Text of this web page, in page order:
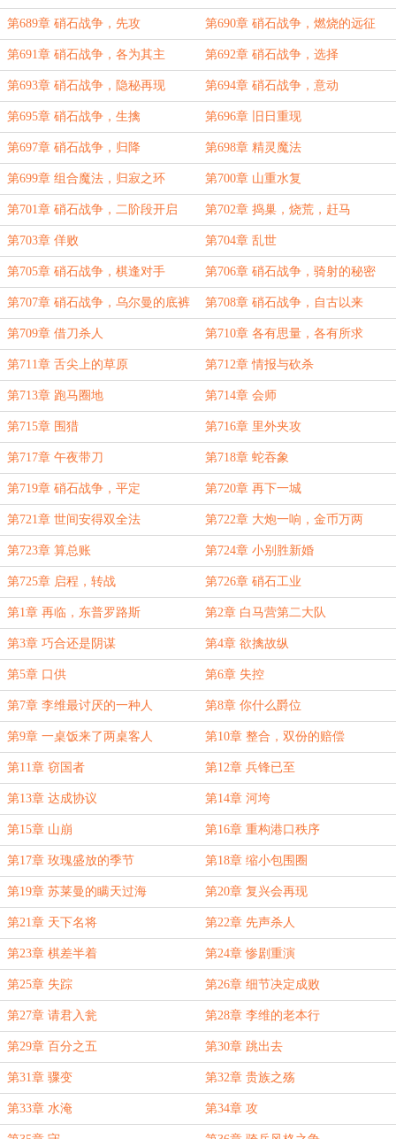
第689章 硝石战争，先攻 第690章 硝石战争，燃烧的远征
第691章 硝石战争，各为其主 第692章 硝石战争，选择
第693章 硝石战争，隐秘再现 第694章 硝石战争，意动
第695章 硝石战争，生擒 第696章 旧日重现
第697章 硝石战争，归降 第698章 精灵魔法
第699章 组合魔法，归寂之环 第700章 山重水复
第701章 硝石战争，二阶段开启 第702章 捣巢，烧荒，赶马
第703章 佯败 第704章 乱世
第705章 硝石战争，棋逢对手 第706章 硝石战争，骑射的秘密
第707章 硝石战争，乌尔曼的底裤 第708章 硝石战争，自古以来
第709章 借刀杀人 第710章 各有思量，各有所求
第711章 舌尖上的草原 第712章 情报与砍杀
第713章 跑马圈地 第714章 会师
第715章 围猎 第716章 里外夹攻
第717章 午夜带刀 第718章 蛇吞象
第719章 硝石战争，平定 第720章 再下一城
第721章 世间安得双全法 第722章 大炮一响，金币万两
第723章 算总账 第724章 小别胜新婚
第725章 启程，转战 第726章 硝石工业
第1章 再临，东普罗路斯 第2章 白马营第二大队
第3章 巧合还是阴谋 第4章 欲擒故纵
第5章 口供 第6章 失控
第7章 李维最讨厌的一种人 第8章 你什么爵位
第9章 一桌饭来了两桌客人 第10章 整合，双份的赔偿
第11章 窃国者 第12章 兵锋已至
第13章 达成协议 第14章 河垮
第15章 山崩 第16章 重构港口秩序
第17章 玫瑰盛放的季节 第18章 缩小包围圈
第19章 苏莱曼的瞒天过海 第20章 复兴会再现
第21章 天下名将 第22章 先声杀人
第23章 棋差半着 第24章 惨剧重演
第25章 失踪 第26章 细节决定成败
第27章 请君入瓮 第28章 李维的老本行
第29章 百分之五 第30章 跳出去
第31章 骤变 第32章 贵族之殇
第33章 水淹 第34章 攻